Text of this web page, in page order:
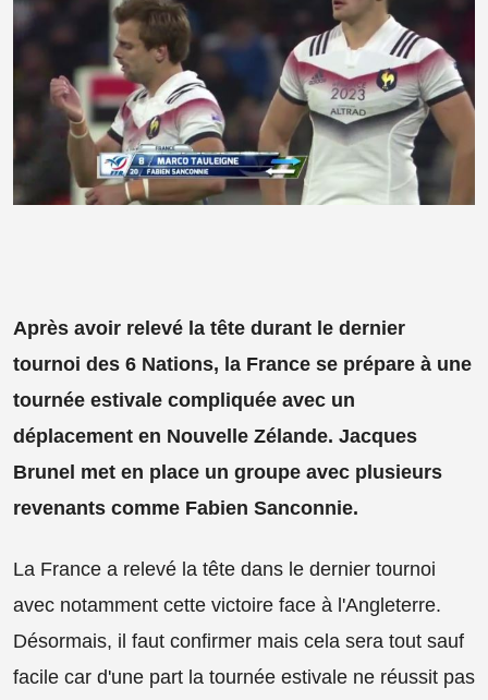
Après avoir relevé la tête durant le dernier
tournoi des 6 Nations, la France se prépare à une
tournée estivale compliquée avec un
déplacement en Nouvelle Zélande. Jacques
Brunel met en place un groupe avec plusieurs
revenants comme Fabien Sanconnie.
La France a relevé la tête dans le dernier tournoi
avec notamment cette victoire face à l'Angleterre.
Désormais, il faut confirmer mais cela sera tout sauf
facile car d'une part la tournée estivale ne réussit pas